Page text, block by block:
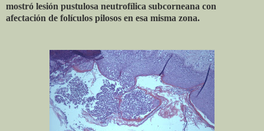
mostró lesión pustulosa neutrofílica subcorneana con
afectación de folículos pilosos en esa misma zona.